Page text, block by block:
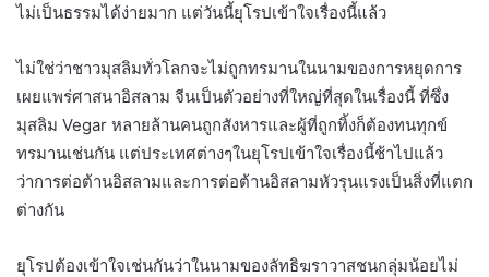
ไม่เป็นธรรมได้ง่ายมาก แต่วันนี้ยุโรปเข้าใจเรื่องนี้แล้ว
ไม่ใช่ว่าชาวมุสลิมทั่วโลกจะไม่ถูกทรมานในนามของการหยุดการ
เผยแพร่ศาสนาอิสลาม จีนเป็นตัวอย่างที่ใหญ่ที่สุดในเรื่องนี้ ที่ซึ่ง
มุสลิม Vegar หลายล้านคนถูกสังหารและผู้ที่ถูกทิ้งก็ต้องทนทุกข์
ทรมานเช่นกัน แต่ประเทศต่างๆในยุโรปเข้าใจเรื่องนี้ช้าไปแล้ว
ว่าการต่อต้านอิสลามและการต่อต้านอิสลามหัวรุนแรงเป็นสิ่งที่แตก
ต่างกัน
ยุโรปต้องเข้าใจเช่นกันว่าในนามของลัทธิฆราวาสชนกลุ่มน้อยไม่